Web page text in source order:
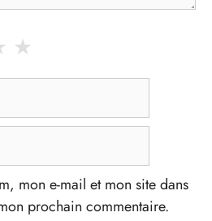
★
mon e-mail et mon site dans
prochain commentaire.